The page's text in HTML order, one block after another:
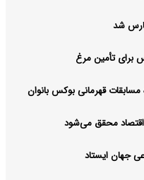
شد
قهرمانی بوکس بانوان
اقتصاد محقق می‌شود
جهان ایستاد